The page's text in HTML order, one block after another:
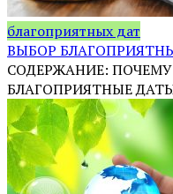
благоприятных дат
ВЫБОР
СОДЕРЖАНИЕ:
БЛАГОПРИЯТНЫЕ